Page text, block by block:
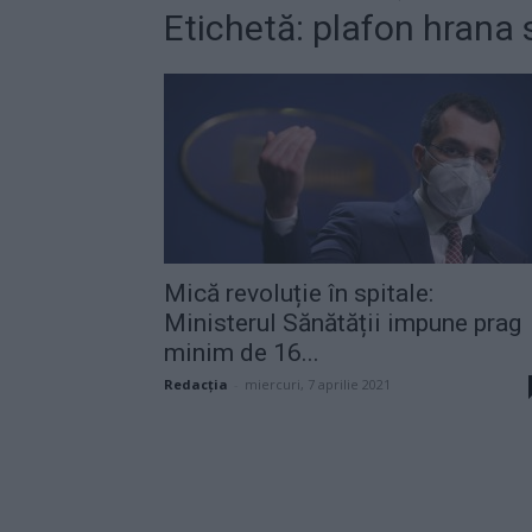
Etichetă: plafon hrana
Mică revoluție în spitale:
Ministerul Sănătății impune prag
minim de 16...
Redacţia miercuri, 7 aprilie 2021